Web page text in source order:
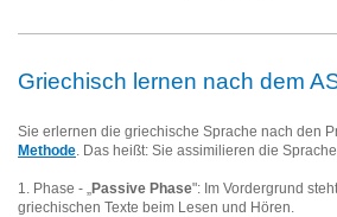
Griechisch lernen nach dem
Sie erlernen die griechische Sprache nach den
Methode . Das heißt: Sie assimilieren die
1. Phase - „ Passive Phase": Im Vordergrund
griechischen Texte beim Lesen und Hören.